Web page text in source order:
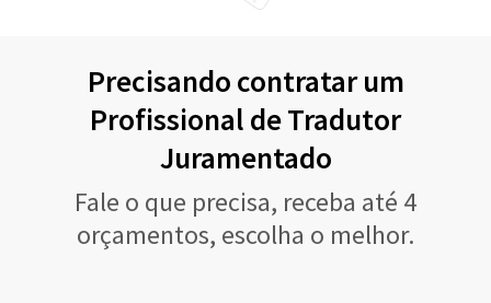
Precisando contratar um
Profissional de Tradutor
Juramentado
Fale o que precisa, receba até 4
orçamentos, escolha o melhor.